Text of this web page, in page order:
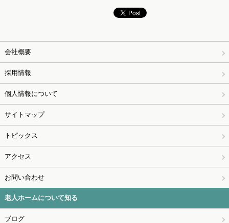
会社概要
採用情報
個人情報について
サイトマップ
トピックス
アクセス
お問い合わせ
老人ホームについて知る
ブログ